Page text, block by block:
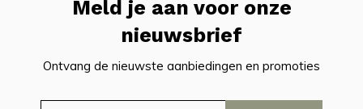
Meld je aan voor onze
nieuwsbrief
Ontvang de nieuwste aanbiedingen en promoties